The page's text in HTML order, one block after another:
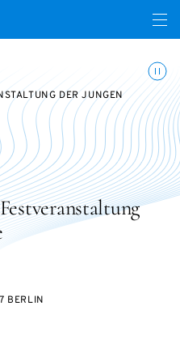
Menü
DER JUNGEN
BERLIN